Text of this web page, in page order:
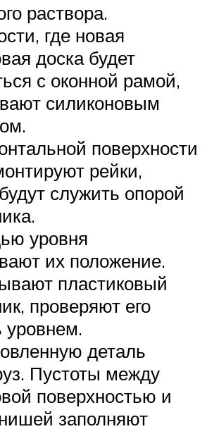
раствора.
где новая
доска будет
с оконной рамой,
силиконовым
поверхности
рейки,
служить опорой
уровня
их положение.
пластиковый
проверяют его
уровнем.
деталь
Пустоты между
поверхностью и
заполняют